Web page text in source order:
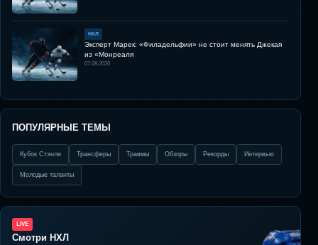
НХЛ
Эксперт Марек: «Филадельфии» не стоит менять Джекая
из «Монреаля
07.08.2026
ПОПУЛЯРНЫЕ ТЕМЫ
Кубок Стэнли Трансферы Травмы Обзоры Рекорды Интервью
Молодые таланты
LIVE
Смотри НХЛ